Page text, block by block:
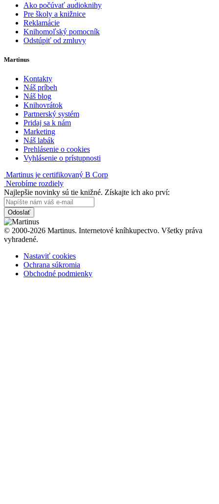
Ako počúvať audioknihy
Pre školy a knižnice
Reklamácie
Knihomoľský pomocník
Odstúpiť od zmluvy
Martinus
Kontakty
Náš príbeh
Náš blog
Knihovrátok
Partnerský systém
Pridaj sa k nám
Marketing
Náš labák
Prehlásenie o cookies
Vyhlásenie o prístupnosti
Martinus je certifikovaný B Corp
Nerobíme rozdiely
Najlepšie novinky sú tie knižné. Získajte ich ako prví:
Odoslať
© 2000-2026 Martinus. Internetové kníhkupectvo. Všetky práva
vyhradené.
Nastaviť cookies
Ochrana súkromia
Obchodné podmienky